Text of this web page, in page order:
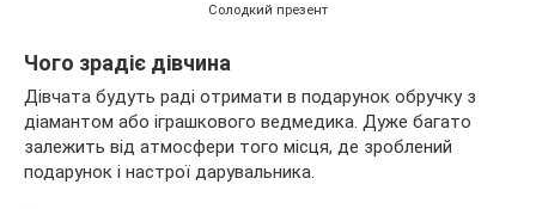
Солодкий презент
Чого зрадіє дівчина
Дівчата будуть раді отримати в подарунок обручку з
діамантом або іграшкового ведмедика. Дуже багато
залежить від атмосфери того місця, де зроблений
подарунок і настрої дарувальника.